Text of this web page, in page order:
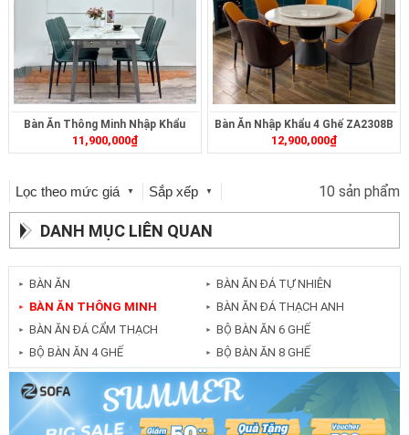
Bàn Ăn Thông Minh Nhập Khẩu
ZA2357
11,900,000₫
Bàn Ăn Nhập Khẩu 4 Ghế ZA2308B
12,900,000₫
Lọc theo mức giá ▼ Sắp xếp ▼ 10 sản phẩm
DANH MỤC LIÊN QUAN
► BÀN ĂN
► BÀN ĂN THÔNG MINH
► BÀN ĂN ĐÁ TỰ NHIÊN
► BÀN ĂN ĐÁ THẠCH ANH
► BÀN ĂN ĐÁ CẨM THẠCH
► BỘ BÀN ĂN 4 GHẾ
► BỘ BÀN ĂN 6 GHẾ
► BỘ BÀN ĂN 8 GHẾ